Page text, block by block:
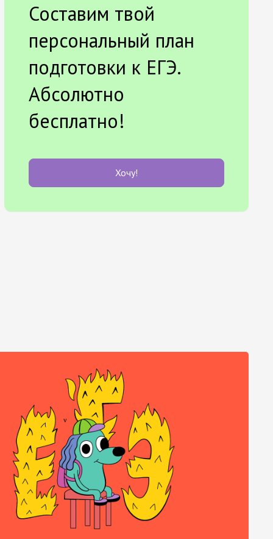
Составим твой
персональный план
подготовки к ЕГЭ.
Абсолютно
бесплатно!
Хочу!